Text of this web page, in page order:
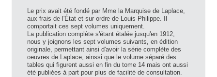
Le prix avait été fondé par Mme la Marquise de Laplace,
aux frais de l'État et sur ordre de Louis-Philippe. Il
comportait ces sept volumes uniquement.
La publication complète s'étant étalée jusqu'en 1912,
nous y joignons les sept volumes suivants, en édition
originale, permettant ainsi d'avoir la série complète des
oeuvres de Laplace, ainssi que le volume séparé des
tables qui figurent aussi en fin du tome 14 mais ont aussi
été publiées à part pour plus de facilité de consultation.